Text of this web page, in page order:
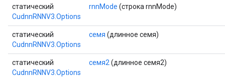
статический
CudnnRNNV3.Options
rnnMode (строка rnnMode)
статический
CudnnRNNV3.Options
семя (длинное семя)
статический
CudnnRNNV3.Options
семя2 (длинное семя2)